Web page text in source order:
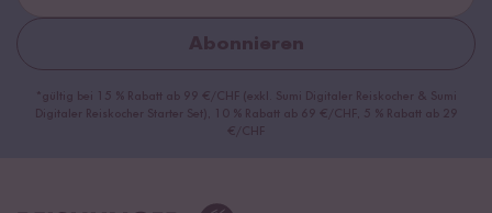
Abonnieren
*gültig bei 15 % Rabatt ab 99 €/CHF (exkl. Sumi Digitaler Reiskocher & Sumi
Digitaler Reiskocher Starter Set), 10 % Rabatt ab 69 €/CHF, 5 % Rabatt ab 29
€/CHF